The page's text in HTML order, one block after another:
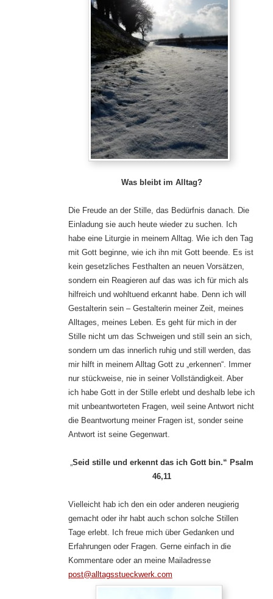
Was bleibt im Alltag?
Die Freude an der Stille, das Bedürfnis danach. Die
Einladung sie auch heute wieder zu suchen. Ich
habe eine Liturgie in meinem Alltag. Wie ich den Tag
mit Gott beginne, wie ich ihn mit Gott beende. Es ist
kein gesetzliches Festhalten an neuen Vorsätzen,
sondern ein Reagieren auf das was ich für mich als
hilfreich und wohltuend erkannt habe. Denn ich will
Gestalterin sein – Gestalterin meiner Zeit, meines
Alltages, meines Leben. Es geht für mich in der
Stille nicht um das Schweigen und still sein an sich,
sondern um das innerlich ruhig und still werden, das
mir hilft in meinem Alltag Gott zu „erkennen“. Immer
nur stückweise, nie in seiner Vollständigkeit. Aber
ich habe Gott in der Stille erlebt und deshalb lebe ich
mit unbeantworteten Fragen, weil seine Antwort nicht
die Beantwortung meiner Fragen ist, sonder seine
Antwort ist seine Gegenwart.
Seid stille und erkennt das ich Gott bin.“ Psalm
46,11
Vielleicht hab ich den ein oder anderen neugierig
gemacht oder ihr habt auch schon solche Stillen
Tage erlebt. Ich freue mich über Gedanken und
Erfahrungen oder Fragen. Gerne einfach in die
Kommentare oder an meine Mailadresse
post@alltagsstueckwerk.com